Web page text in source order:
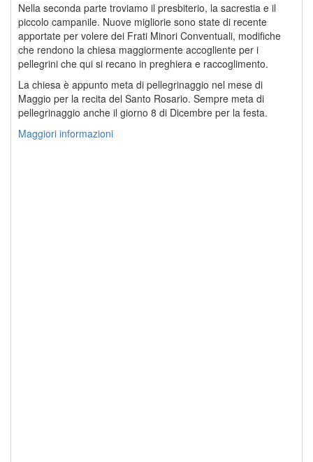
Nella seconda parte troviamo il presbiterio, la sacrestia e il
piccolo campanile. Nuove migliorie sono state di recente
apportate per volere dei Frati Minori Conventuali, modifiche
che rendono la chiesa maggiormente accogliente per i
pellegrini che qui si recano in preghiera e raccoglimento.
La chiesa è appunto meta di pellegrinaggio nel mese di
Maggio per la recita del Santo Rosario. Sempre meta di
pellegrinaggio anche il giorno 8 di Dicembre per la festa.
Maggiori informazioni